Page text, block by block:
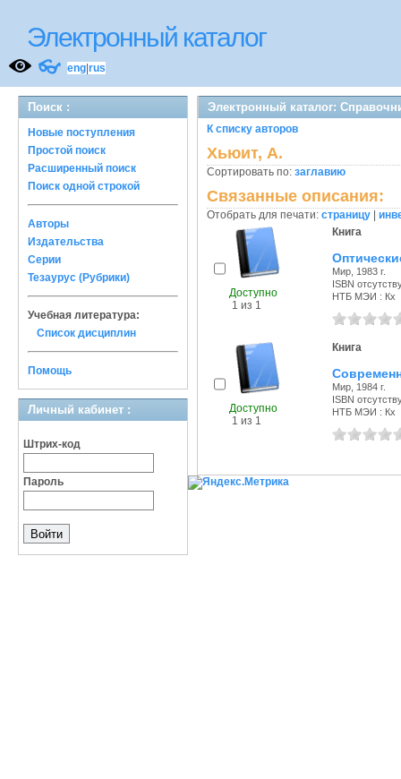
Электронный каталог
👓 eng rus
Поиск :
Новые поступления
Простой поиск
Расширенный поиск
Поиск одной строкой
Авторы
Издательства
Серии
Тезаурус (Рубрики)
Учебная литература:
Список дисциплин
Помощь
Личный кабинет :
Штрих-код
Пароль
Электронный каталог:
К списку авторов
Хьюит, А.
Сортировать по: заглавию
Связанные описания:
Отобрать для печати: страницу
Доступно
1 из 1
Книга
Мир, 1983 г.
ISBN
НТБ МЭИ : Кх
Доступно
1 из 1
Книга
Мир, 1984 г.
ISBN
НТБ МЭИ : Кх